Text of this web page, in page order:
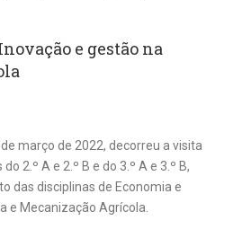
e gestão na
março de 2022, decorreu a visita
2.º A e 2.º B e do 3.º A e 3.º B,
das disciplinas de Economia e
e Mecanização Agrícola.